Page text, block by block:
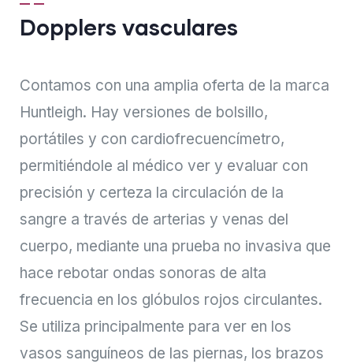
Dopplers vasculares
Contamos con una amplia oferta de la marca
Huntleigh. Hay versiones de bolsillo,
portátiles y con cardiofrecuencímetro,
permitiéndole al médico ver y evaluar con
precisión y certeza la circulación de la
sangre a través de arterias y venas del
cuerpo, mediante una prueba no invasiva que
hace rebotar ondas sonoras de alta
frecuencia en los glóbulos rojos circulantes.
Se utiliza principalmente para ver en los
vasos sanguíneos de las piernas, los brazos